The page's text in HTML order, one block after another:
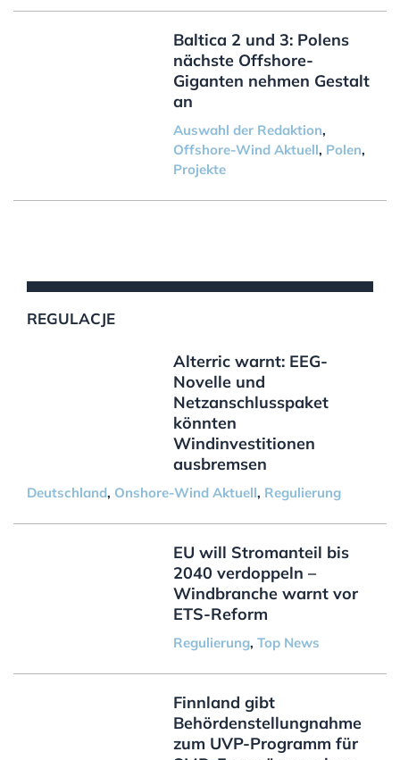
Baltica 2 und 3: Polens
nächste Offshore-
Giganten nehmen Gestalt
an
Auswahl der Redaktion,
Offshore-Wind Aktuell, Polen,
Projekte
REGULACJE
Alterric warnt: EEG-
Novelle und
Netzanschlusspaket
könnten
Windinvestitionen
ausbremsen
Deutschland, Onshore-Wind Aktuell, Regulierung
EU will Stromanteil bis
2040 verdoppeln –
Windbranche warnt vor
ETS-Reform
Regulierung, Top News
Finnland gibt
Behördenstellungnahme
zum UVP-Programm für